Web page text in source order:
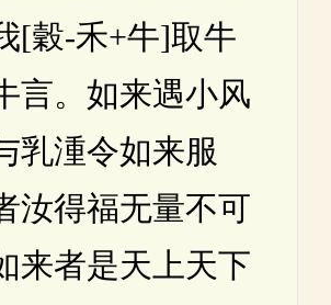
[穀-禾+牛]取牛
言。如来遇小风
乳湩令如来服
汝得福无量不可
来者是天上天下